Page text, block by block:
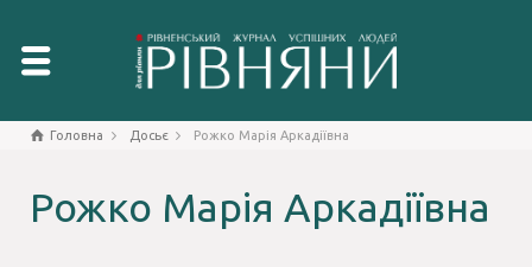
Головна Досьє Рожко Марія Аркадіївна
Рожко Марія Аркадіївна